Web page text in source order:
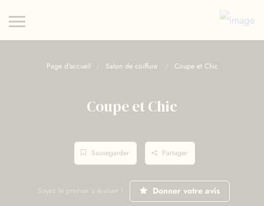
Page d'accueil Salon de coiffure Coupe et Chic
Coupe et Chic
Sauvegarder Partager
Soyez le premier à évaluer ! Donner votre avis